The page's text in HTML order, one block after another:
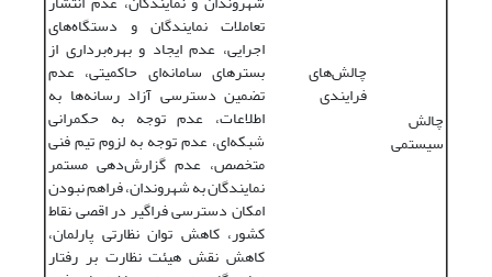
چالش
سیستمی
چالش‌های
فرایندی
تعاملات نمایندگان و دستگاه‌های
اجرایی، عدم ایجاد و بهره‌برداری از
بسترهای سامانه‌ای حاکمیتی، عدم
تضمین دسترسی آزاد رسانه‌ها به
اطلاعات، عدم توجه به حکمرانی
شبکه‌ای، عدم توجه به لزوم تیم فنی
متخصص، عدم گزارش‌دهی مستمر
نمایندگان به شهروندان، فراهم نبودن
امکان دسترسی فراگیر در اقصی‌ نقاط
کشور، کاهش توان نظارتی پارلمان،
کاهش نقش هیئت نظارت بر رفتار